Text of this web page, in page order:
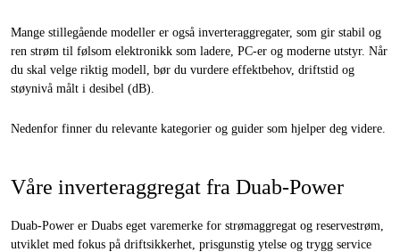
Mange stillegående modeller er også inverteraggregater, som gir stabil og
ren strøm til følsom elektronikk som ladere, PC-er og moderne utstyr. Når
du skal velge riktig modell, bør du vurdere effektbehov, driftstid og
støynivå målt i desibel (dB).
Nedenfor finner du relevante kategorier og guider som hjelper deg videre.
Våre inverteraggregat fra Duab-Power
Duab-Power er Duabs eget varemerke for strømaggregat og reservestrøm,
utviklet med fokus på driftsikkerhet, prisgunstig ytelse og trygg service